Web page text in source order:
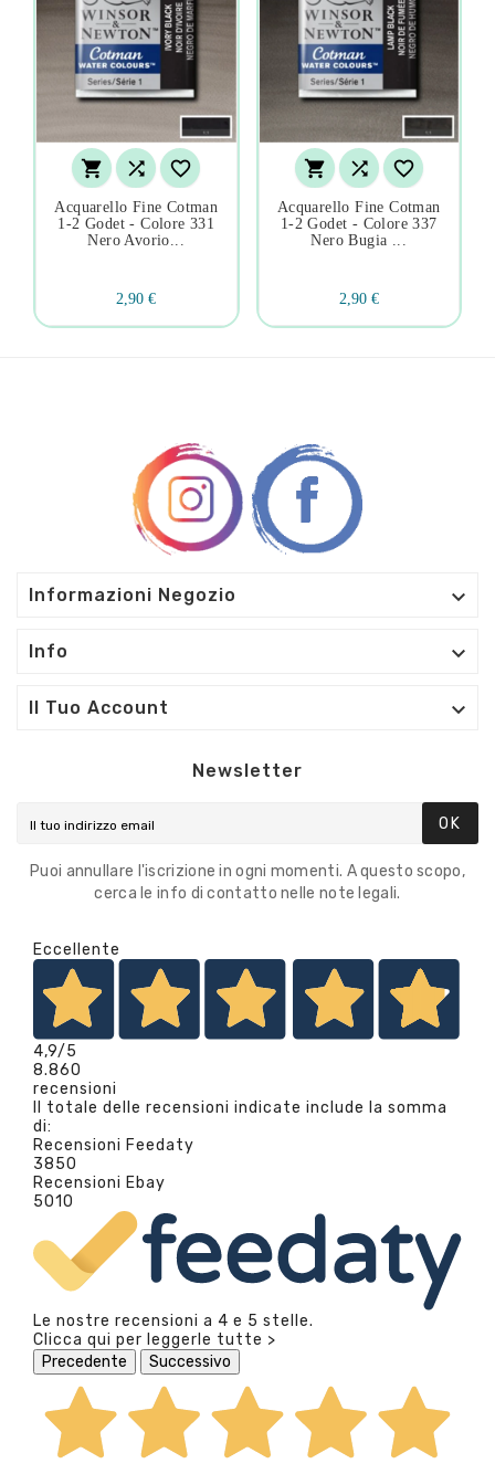
  
Acquarello Fine Cotman
1-2 Godet - Colore 331
Nero Avorio...
2,90 €
  
Acquarello Fine Cotman
1-2 Godet - Colore 337
Nero Bugia ...
2,90 €
Informazioni Negozio 
Info 
Il Tuo Account 
Newsletter
OK
Puoi annullare l'iscrizione in ogni momenti. A questo scopo,
cerca le info di contatto nelle note legali.
Eccellente
4,9/5
8.860
recensioni
Il totale delle recensioni indicate include la somma
di:
Recensioni Feedaty
3850
Recensioni Ebay
5010
Le nostre recensioni a 4 e 5 stelle.
Clicca qui per leggerle tutte >
Precedente
Successivo